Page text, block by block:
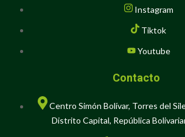
Instagram
Tiktok
Youtube
Contacto
Centro Simón Bolívar, Torres del
Distrito Capital, República